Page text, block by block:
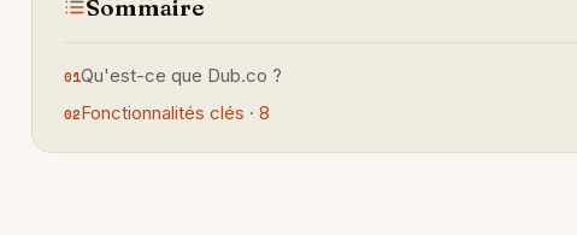
Sommaire
Qu'est-ce que Dub.co ?
Fonctionnalités clés · 8